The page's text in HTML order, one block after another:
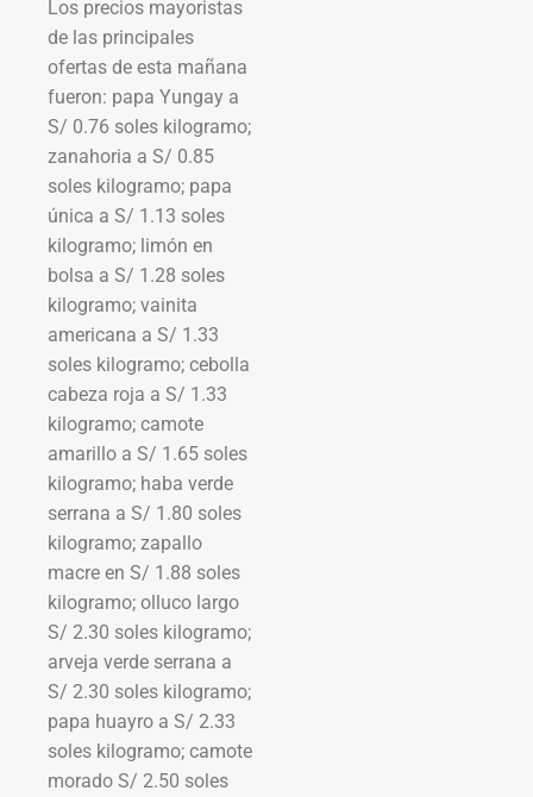
Los precios mayoristas
de las principales
ofertas de esta mañana
fueron: papa Yungay a
S/ 0.76 soles kilogramo;
zanahoria a S/ 0.85
soles kilogramo; papa
única a S/ 1.13 soles
kilogramo; limón en
bolsa a S/ 1.28 soles
kilogramo; vainita
americana a S/ 1.33
soles kilogramo; cebolla
cabeza roja a S/ 1.33
kilogramo; camote
amarillo a S/ 1.65 soles
kilogramo; haba verde
serrana a S/ 1.80 soles
kilogramo; zapallo
macre en S/ 1.88 soles
kilogramo; olluco largo
S/ 2.30 soles kilogramo;
arveja verde serrana a
S/ 2.30 soles kilogramo;
papa huayro a S/ 2.33
soles kilogramo; camote
morado S/ 2.50 soles